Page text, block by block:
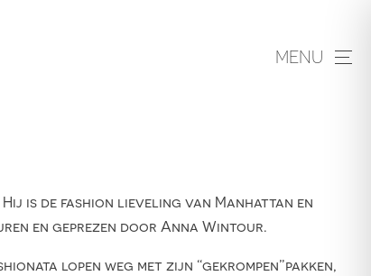
MENU
is de fashion lieveling van Manhattan en
en geprezen door Anna Wintour.
lopen weg met zijn “gekrompen”pakken,